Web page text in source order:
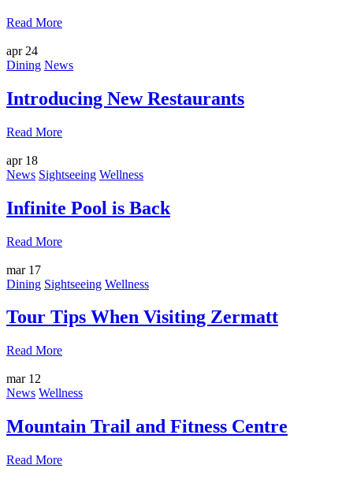
Read More
apr 24
Dining News
Introducing New Restaurants
Read More
apr 18
News Sightseeing Wellness
Infinite Pool is Back
Read More
mar 17
Dining Sightseeing Wellness
Tour Tips When Visiting Zermatt
Read More
mar 12
News Wellness
Mountain Trail and Fitness Centre
Read More